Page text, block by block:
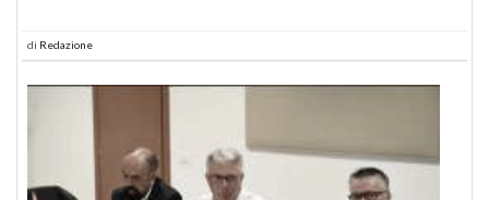
di Redazione